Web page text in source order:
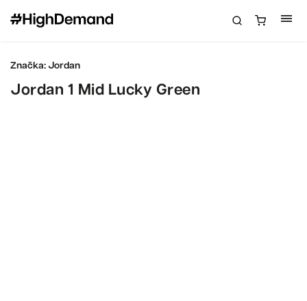
Jordan 1 Mid Lucky Green
Značka: Jordan